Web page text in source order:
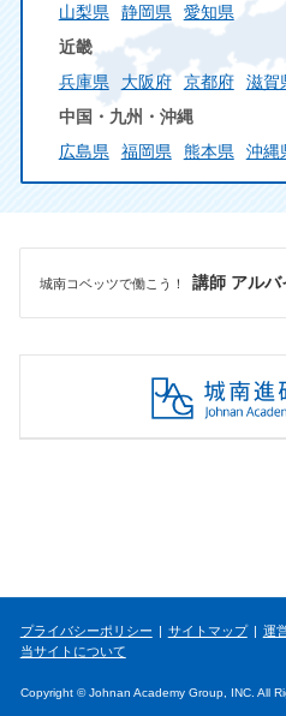
山梨県
静岡県
愛知県
近畿
兵庫県
大阪府 京都府 滋賀
中国・九州・沖縄
広島県
福岡県 熊本県 沖縄
城南コベッツで働こう！ 講師 アルバ
プライバシーポリシー サイトマップ 運
当サイトについて
Copyright © Johnan Academy Group, INC. All